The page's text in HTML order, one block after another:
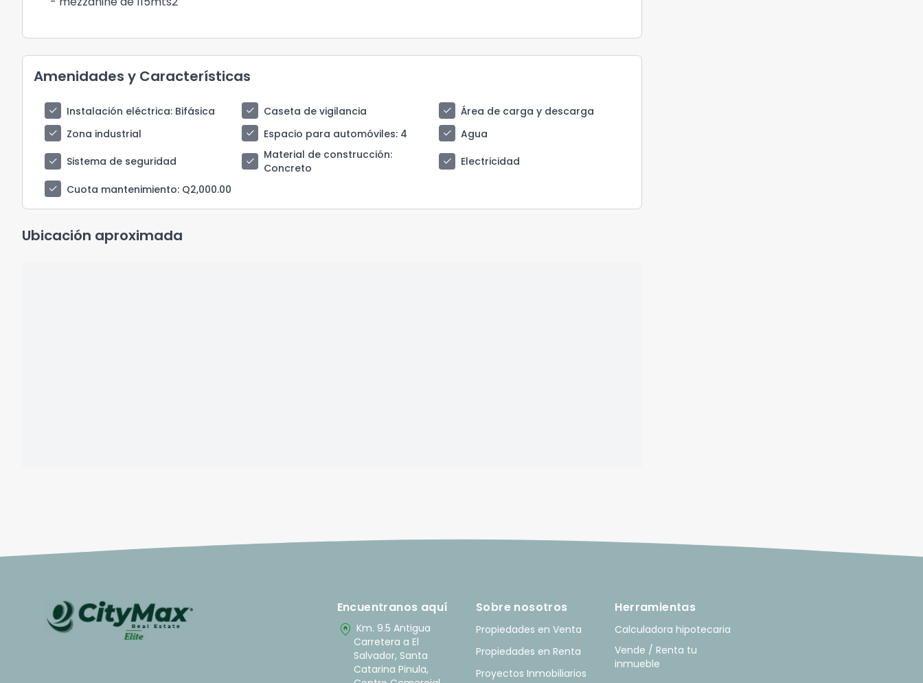
Amenidades y Características
check Instalación eléctrica: Bifásica check Caseta de vigilancia check
Área de carga y descarga
check
Zona industrial check Espacio para automóviles: 4 check
Agua
check
Sistema de seguridad check Material de construcción:
Concreto
check
Electricidad
check
Cuota mantenimiento: Q2,000.00
Ubicación aproximada
Encuentranos aquí
home_pin Km. 9.5 Antigua
Carretera a El
Salvador, Santa
Catarina Pinula,
Sobre nosotros
Propiedades en Venta
Propiedades en Renta
Proyectos Inmobiliarios
Herramientas
Calculadora hipotecaria
Vende / Renta tu
inmueble